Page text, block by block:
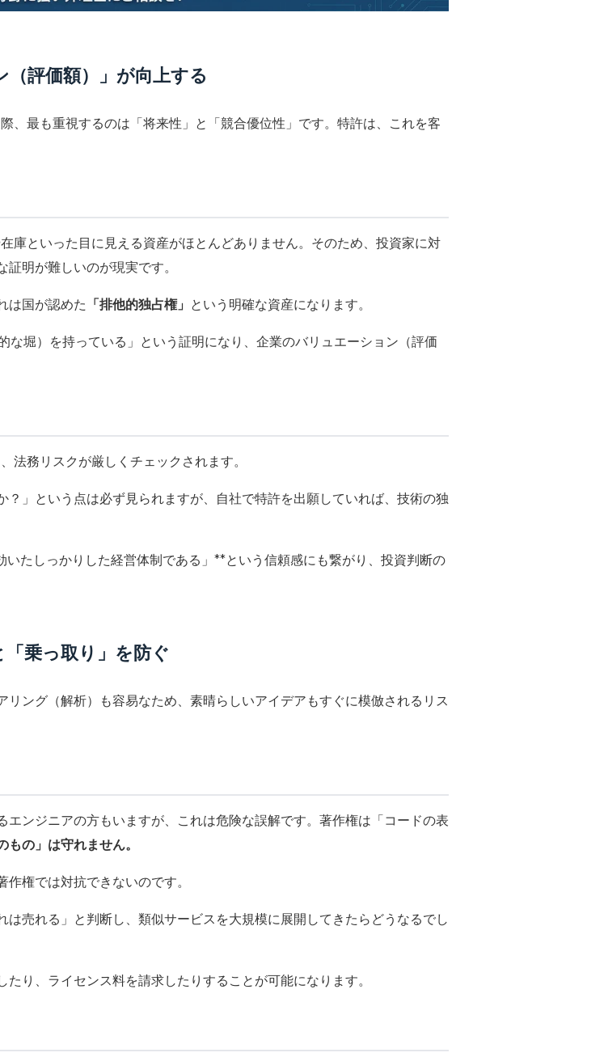
評価額）」が向上する
、最も重視するのは「将来性」と「競合優位性」です。特許は、これを客
庫といった目に見える資産がほとんどありません。そのため、投資家に対
明が難しいのが現実です。
は国が認めた 「排他的独占権」 という明確な資産になります。
な堀）を持っている」という証明になり、企業のバリュエーション（評価
法務リスクが厳しくチェックされます。
？」という点は必ず見られますが、自社で特許を出願していれば、技術の独
たしっかりした経営体制である」**という信頼感にも繋がり、投資判断の
乗っ取り」を防ぐ
ング（解析）も容易なため、素晴らしいアイデアもすぐに模倣されるリス
エンジニアの方もいますが、これは危険な誤解です。著作権は「コードの表
もの」は守れません。
権では対抗できないのです。
売れる」と判断し、類似サービスを大規模に展開してきたらどうなるでし
り、ライセンス料を請求したりすることが可能になります。